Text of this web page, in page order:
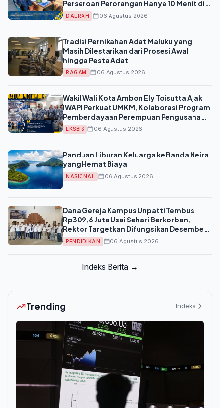
Perseroan Perorangan Hanya 10 Menit di
Ambon
DAERAH 06 Agustus 2026
Tradisi Pernikahan Adat Maluku yang
Masih Dilestarikan dari Prosesi Awal
hingga Pesta Adat
RAGAM 06 Agustus 2026
Wakil Wali Kota Ambon Ely Toisutta Ajak
IWAPI Perkuat UMKM, Kolaborasi Program
Pemberdayaan Perempuan Pengusaha
Disiapkan
EKSBIS 06 Agustus 2026
Panduan Liburan Keluarga ke Banda Neira
yang Hemat Biaya
NASIONAL 06 Agustus 2026
Dana Gereja Kampus Unpatti Tembus
Rp309,6 Juta Usai Sehari Berkorban,
Rektor Targetkan Difungsikan Desember
2026
PENDIDIKAN 06 Agustus 2026
Indeks Berita →
Trending Indeks